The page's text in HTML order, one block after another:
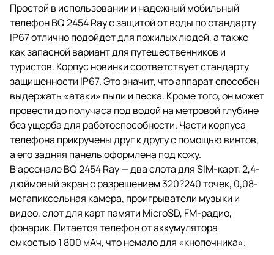
Простой в использовании и надежный мобильный
телефон BQ 2454 Ray с защитой от воды по стандарту
IP67 отлично подойдет для пожилых людей, а также
как запасной вариант для путешественников и
туристов. Корпус новинки соответствует стандарту
защищенности IP67. Это значит, что аппарат способен
выдержать «атаки» пыли и песка. Кроме того, он может
провести до получаса под водой на метровой глубине
без ущерба для работоспособности. Части корпуса
телефона прикручены друг к другу с помощью винтов,
а его задняя панель оформлена под кожу.
В арсенале BQ 2454 Ray — два слота для SIM-карт, 2,4-
дюймовый экран с разрешением 320?240 точек, 0,08-
мегапиксельная камера, проигрыватели музыки и
видео, слот для карт памяти MicroSD, FM-радио,
фонарик. Питается телефон от аккумулятора
емкостью 1 800 мАч, что немало для «кнопочника».